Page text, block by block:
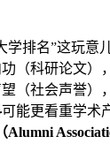
学排名”这玩意
（科研论文）
（社会声誉）
可能更看重学术
Alumni